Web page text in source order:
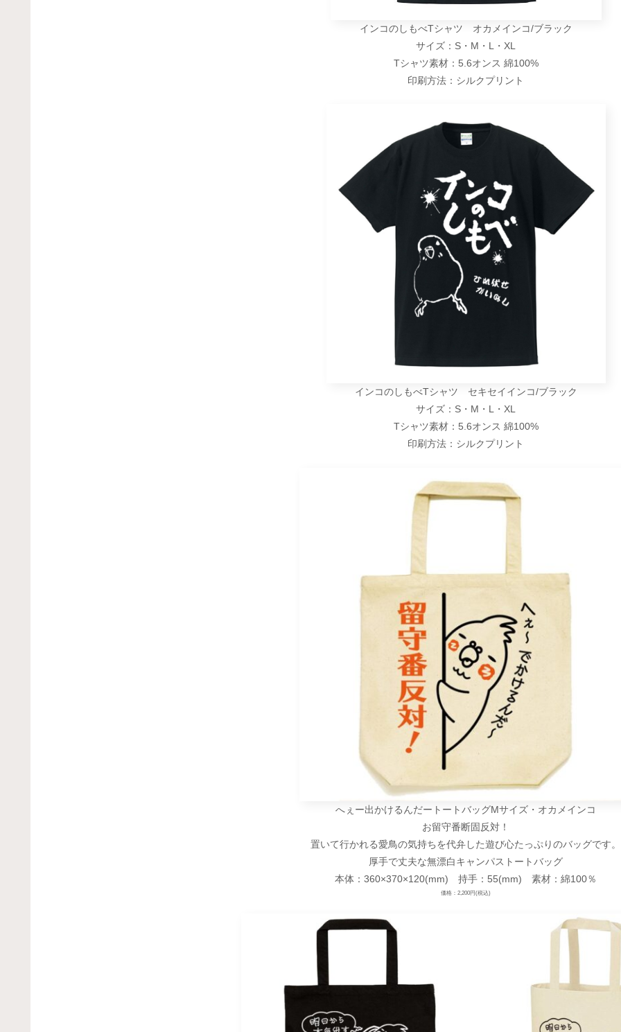
インコのしもべTシャツ オカメインコ/ブラック
サイズ：S・M・L・XL
Tシャツ素材：5.6オンス 綿100%
印刷方法：シルクプリント
インコのしもべTシャツ セキセイインコ/ブラック
サイズ：S・M・L・XL
Tシャツ素材：5.6オンス 綿100%
印刷方法：シルクプリント
へぇー出かけるんだートートバッグMサイズ・オカメインコ
お留守番断固反対！
置いて行かれる愛鳥の気持ちを代弁した遊び心たっぷりのバッグです。
厚手で丈夫な無漂白キャンパストートバッグ
本体：360×370×120(mm) 持手：55(mm) 素材：綿100％
価格：2,200円(税込)